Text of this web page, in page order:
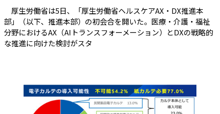
厚生労働省は5日、「厚生労働省ヘルスケアAX・DX推進本
部」（以下、推進本部）の初会合を開いた。医療・介護・福祉
分野におけるAX（AIトランスフォーメーション）とDXの戦略的
な推進に向けた検討がスタ